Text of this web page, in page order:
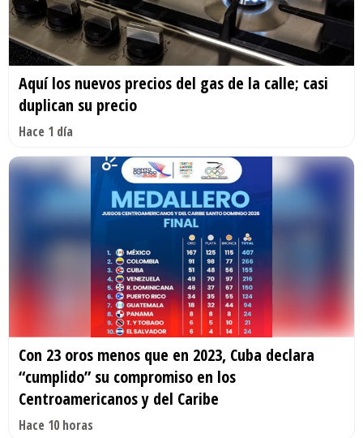
Aquí los nuevos precios del gas de la calle; casi
duplican su precio
Hace 1 día
Con 23 oros menos que en 2023, Cuba declara
“cumplido” su compromiso en los
Centroamericanos y del Caribe
Hace 10 horas